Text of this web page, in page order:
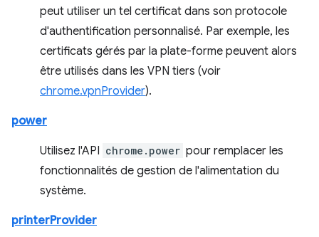
peut utiliser un tel certificat dans son protocole
d'authentification personnalisé. Par exemple, les
certificats gérés par la plate-forme peuvent alors
être utilisés dans les VPN tiers (voir
chrome.vpnProvider).
power
Utilisez l'API chrome.power pour remplacer les
fonctionnalités de gestion de l'alimentation du
système.
printerProvider